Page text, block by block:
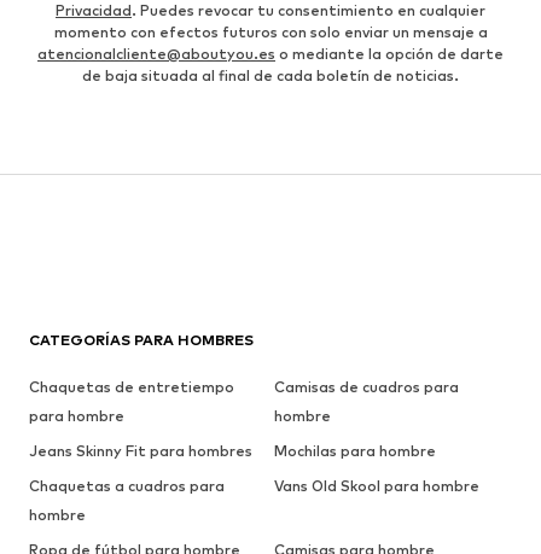
Privacidad. Puedes revocar tu consentimiento en cualquier
momento con efectos futuros con solo enviar un mensaje a
atencionalcliente@aboutyou.es o mediante la opción de darte
de baja situada al final de cada boletín de noticias.
CATEGORÍAS PARA HOMBRES
Chaquetas de entretiempo
para hombre
Camisas de cuadros para
hombre
Jeans Skinny Fit para hombres
Mochilas para hombre
Chaquetas a cuadros para
hombre
Vans Old Skool para hombre
Ropa de fútbol para hombre Camisas para hombre